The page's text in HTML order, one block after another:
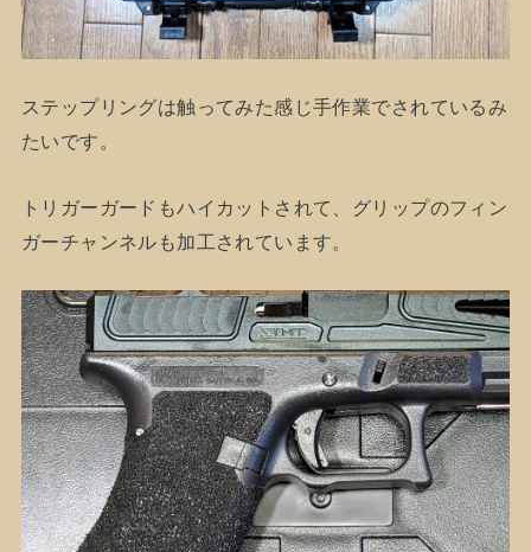
ステップリングは触ってみた感じ手作業でされているみ
たいです。
トリガーガードもハイカットされて、グリップのフィン
ガーチャンネルも加工されています。